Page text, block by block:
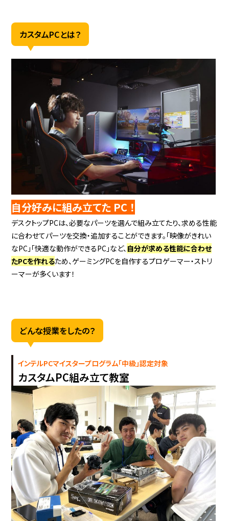
カスタムPCとは？
自分好みに組み立てた PC ！
デスクトップPCは、必要なパーツを選んで組み立てたり、求める性能
に合わせてパーツを交換・追加することができます。「映像がきれい
なPC」「快適な動作ができるPC」など、 自分が求める性能に合わせ
たPCを作れるため、ゲーミングPCを自作するプロゲーマー・ストリ
ーマーが多くいます！
どんな授業をしたの？
インテルPCマイスタープログラム「中級」認定対象
カスタムPC組み立て教室